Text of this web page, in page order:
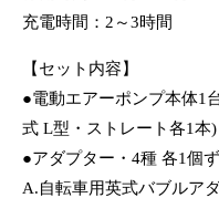
充電時間：2～3時間
【セット内容】
●電動エアーポンプ本体1
式 L型・ストレート各1本)
●アダプター・4種 各1個
A.自転車用英式バブルア